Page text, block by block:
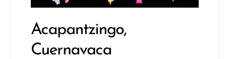
Acapantzingo,
Cuernavaca